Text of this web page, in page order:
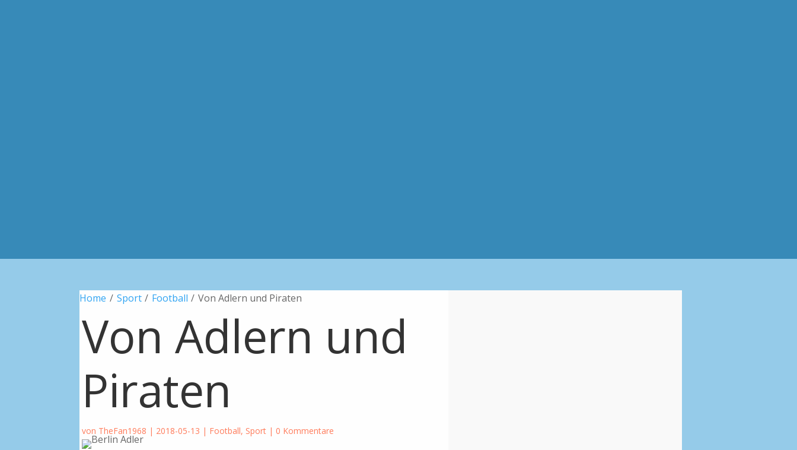
Home / Sport / Football / Von Adlern und Piraten
Von Adlern und
Piraten
von TheFan1968 | 2018-05-13 | Football, Sport |0 Kommentare